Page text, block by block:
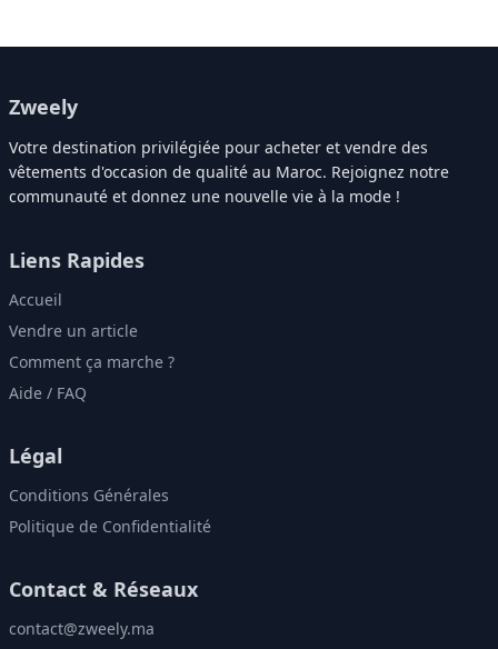
Zweely
Votre destination privilégiée pour acheter et vendre des
vêtements d'occasion de qualité au Maroc. Rejoignez notre
communauté et donnez une nouvelle vie à la mode !
Liens Rapides
Accueil
Vendre un article
Comment ça marche ?
Aide / FAQ
Légal
Conditions Générales
Politique de Confidentialité
Contact & Réseaux
contact@zweely.ma